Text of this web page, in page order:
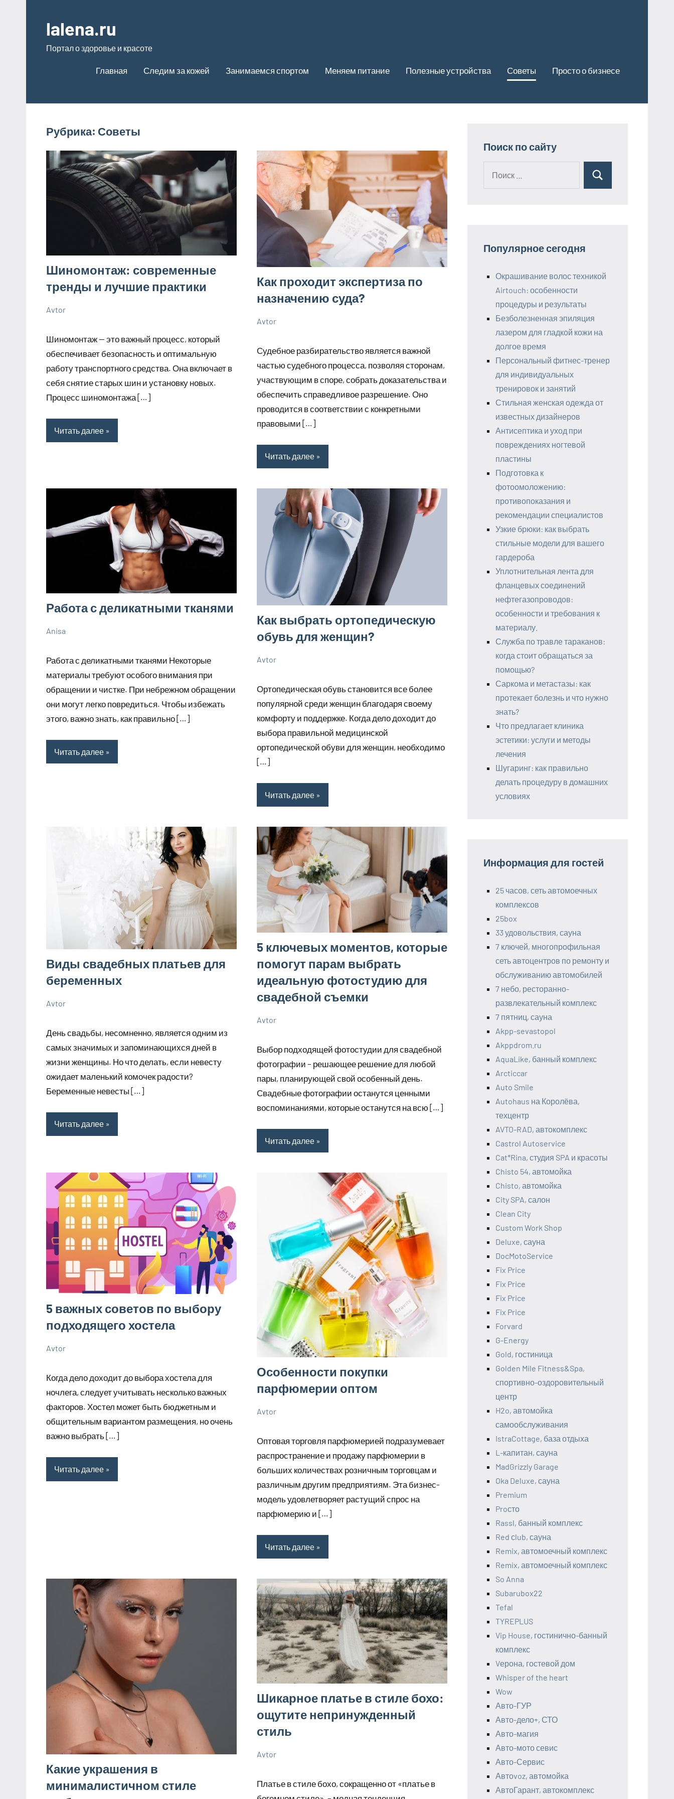
содержимому
lalena.ru
Портал о здоровье и красоте
Главная Следим за кожей Занимаемся спортом Меняем питание Полезные устройства Советы Просто о бизнесе
Рубрика: Советы
Шиномонтаж: современные
тренды и лучшие практики
2023
Avtor
Шиномонтаж — это важный процесс, который
обеспечивает безопасность и оптимальную
работу транспортного средства. Она включает в
себя снятие старых шин и установку новых.
Процесс шиномонтажа […]
Читать далее
Как проходит экспертиза по
назначению суда?
2023
Avtor
Судебное разбирательство является важной
частью судебного процесса, позволяя сторонам,
участвующим в споре, собрать доказательства и
обеспечить справедливое разрешение. Оно
проводится в соответствии с конкретными
правовыми […]
Читать далее
Работа с деликатными тканями
2023
Anisa
Работа с деликатными тканями Некоторые
материалы требуют особого внимания при
обращении и чистке. При небрежном обращении
они могут легко повредиться. Чтобы избежать
этого, важно знать, как правильно […]
Читать далее
Как выбрать ортопедическую
обувь для женщин?
2023
Avtor
Ортопедическая обувь становится все более
популярной среди женщин благодаря своему
комфорту и поддержке. Когда дело доходит до
выбора правильной медицинской
ортопедической обуви для женщин, необходимо
[…]
Читать далее
Виды свадебных платьев для
беременных
2023
Avtor
День свадьбы, несомненно, является одним из
самых значимых и запоминающихся дней в
жизни женщины. Но что делать, если невесту
ожидает маленький комочек радости?
Беременные невесты […]
Читать далее
5 ключевых моментов, которые
помогут парам выбрать
идеальную фотостудию для
свадебной съемки
2023
Avtor
Выбор подходящей фотостудии для свадебной
фотографии – решающее решение для любой
пары, планирующей свой особенный день.
Свадебные фотографии останутся ценными
воспоминаниями, которые останутся на всю […]
Читать далее
5 важных советов по выбору
подходящего хостела
2023
Avtor
Когда дело доходит до выбора хостела для
ночлега, следует учитывать несколько важных
факторов. Хостел может быть бюджетным и
общительным вариантом размещения, но очень
важно выбрать […]
Читать далее
Особенности покупки
парфюмерии оптом
2023
Avtor
Оптовая торговля парфюмерией подразумевает
распространение и продажу парфюмерии в
больших количествах розничным торговцам и
различным другим предприятиям. Эта бизнес-
модель удовлетворяет растущий спрос на
парфюмерию и […]
Читать далее
Какие украшения в
минималистичном стиле
Шикарное платье в стиле бохо:
ощутите непринужденный
стиль
2023
Avtor
Платье в стиле бохо, сокращенно от «платье в
Поиск по сайту
Поиск
Популярное сегодня
Окрашивание волос техникой
Airtouch: особенности
процедуры и результаты
Безболезненная эпиляция
лазером для гладкой кожи на
долгое время
Персональный фитнес-тренер
для индивидуальных
тренировок и занятий
Стильная женская одежда от
известных дизайнеров
Антисептика и уход при
повреждениях ногтевой
пластины
Подготовка к
фотоомоложению:
противопоказания и
рекомендации специалистов
Узкие брюки: как выбрать
стильные модели для вашего
гардероба
Уплотнительная лента для
фланцевых соединений
нефтегазопроводов:
особенности и требования к
материалу.
Служба по травле тараканов:
когда стоит обращаться за
помощью?
Саркома и метастазы: как
протекает болезнь и что нужно
знать?
Что предлагает клиника
эстетики: услуги и методы
лечения
Шугаринг: как правильно
делать процедуру в домашних
условиях
Информация для гостей
25 часов, сеть автомоечных
комплексов
25box
33 удовольствия, сауна
7 ключей, многопрофильная
сеть автоцентров по ремонту и
обслуживанию автомобилей
7 небо, ресторанно-
развлекательный комплекс
7 пятниц, сауна
Akpp-sevastopol
Akppdrom.ru
AquaLike, банный комплекс
Arcticcar
Auto Smile
Autohaus на Королёва,
техцентр
AVTO-RAD, автокомплекс
Castrol Autoservice
Cat*Rina, студия SPA и красоты
Chisto 54, автомойка
Chisto, автомойка
City SPA, салон
Clean City
Custom Work Shop
Deluxe, сауна
DocMotoService
Fix Price
Fix Price
Fix Price
Fix Price
Forvard
G-Energy
Gold, гостиница
Golden Mile Fitness&Spa,
спортивно-оздоровительный
центр
H2o, автомойка
самообслуживания
IstraCottage, база отдыха
L-капитан, сауна
MadGrizzly Garage
Oka Deluxe, сауна
Premium
Proсто
Rassl, банный комплекс
Red сlub, сауна
Remix, автомоечный комплекс
Remix, автомоечный комплекс
So Anna
Subarubox22
Tefal
TYREPLUS
Vip House, гостинично-банный
комплекс
Vерона, гостевой дом
Whisper of the heart
Wow
Авто-ГУР
Авто-дело+, СТО
Авто-магия
Авто-мото севис
Авто-Сервис
Автоvoz, автомойка
АвтоГарант, автокомплекс